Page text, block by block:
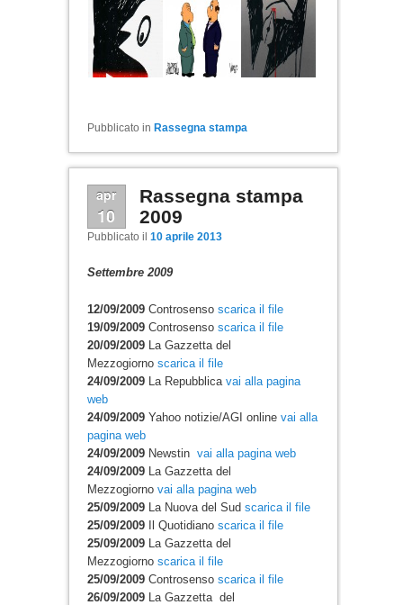
Pubblicato in Rassegna stampa
apr
10
Rassegna stampa
2009
Pubblicato il 10 aprile 2013
Settembre 2009
12/09/2009Controsenso scarica il file
19/09/2009 Controsenso scarica il file
20/09/2009La Gazzetta del
Mezzogiorno scarica il file
24/09/2009 La Repubblica vai alla pagina
web
24/09/2009 Yahoo notizie/AGI online vai alla
pagina web
24/09/2009Newstin vai alla pagina web
24/09/2009 La Gazzetta del
Mezzogiorno vai alla pagina web
25/09/2009La Nuova del Sud scarica il file
25/09/2009
Il Quotidiano scarica il file
25/09/2009 La Gazzetta del
Mezzogiorno scarica il file
25/09/2009Controsenso scarica il file
26/09/2009La Gazzetta del